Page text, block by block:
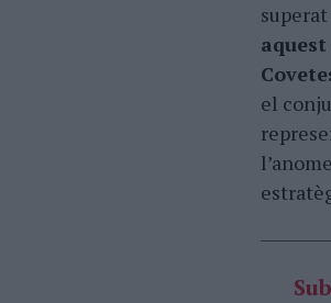
el